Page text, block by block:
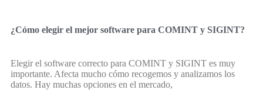
¿Cómo elegir el mejor software para COMINT y SIGINT?
Elegir el software correcto para COMINT y SIGINT es muy
importante. Afecta mucho cómo recogemos y analizamos los
datos. Hay muchas opciones en el mercado,